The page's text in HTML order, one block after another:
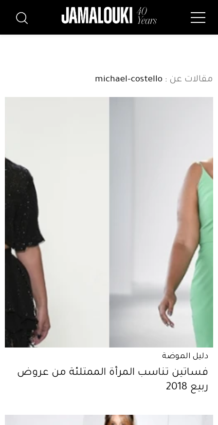
مقالات عن : michael-costello
دليل الموضة
فساتين تناسب المرأة الممتلئة من عروض
ربيع 2018